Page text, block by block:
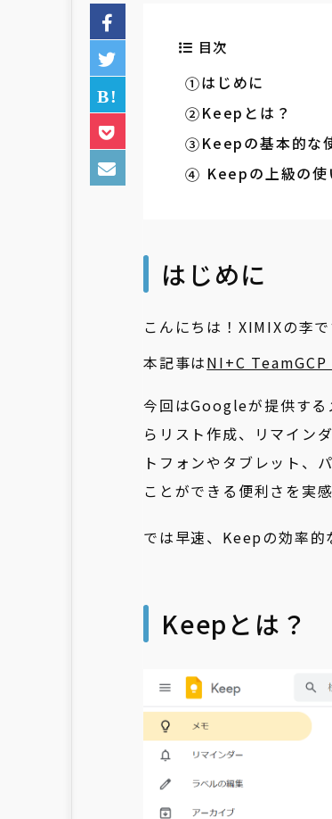
目次
はじめに
Keepとは？
Keepの基本的な
Keepの上級の使
はじめに
こんにちは！XIMIXの李で
本記事はNI+C
今回はGoogleが提供す
らリスト作成、リマイン
トフォンやタブレット、
ことができる便利さを実
では早速、Keepの効率的
Keepとは？